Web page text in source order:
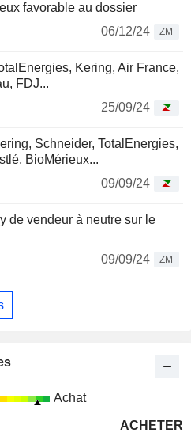
favorable au dossier
06/12/24
ZM
Kering, Air France,
FDJ...
25/09/24
Schneider, TotalEnergies,
BioMérieux...
09/09/24
de vendeur à neutre sur le
09/09/24
ZM
Achat
ACHETER